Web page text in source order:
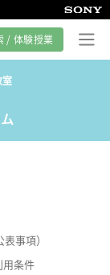
/ 体験授業
室
事項）
用条件